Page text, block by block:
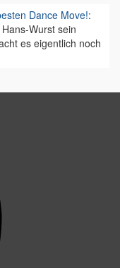
Dance Move!:
Wurst sein
es eigentlich noch